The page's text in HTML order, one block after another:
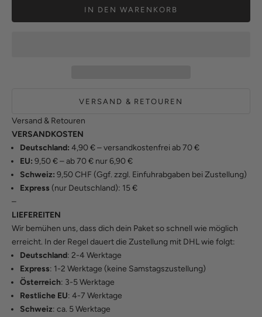
IN DEN WARENKORB
VERSAND & RETOUREN
Versand & Retouren
VERSANDKOSTEN
Deutschland: 4,90 € – versandkostenfrei ab 70 €
EU: 9,50 € – ab 70 € nur 6,90 €
Schweiz: 9,50 CHF (Ggf. zzgl. Einfuhrabgaben bei Zustellung)
Express (nur Deutschland): 15 €
–
LIEFEREITEN
Wir bemühen uns, dass dich dein Paket so schnell wie möglich
erreicht. In der Regel dauert die Zustellung mit DHL wie folgt:
Deutschland: 2-4 Werktage
Express: 1-2 Werktage (keine Samstagszustellung)
Österreich: 3-5 Werktage
Restliche EU: 4-7 Werktage
Schweiz: ca. 5 Werktage